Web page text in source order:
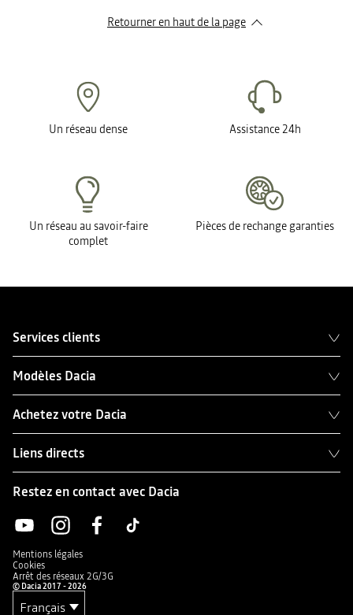
Retourner en haut de la page
Un réseau dense Assistance 24h
Un réseau au savoir-faire
complet
Pièces de rechange garanties
Services clients
Modèles Dacia
Achetez votre Dacia
Liens directs
Restez en contact avec Dacia
Mentions légales
Cookies
Arrêt des réseaux 2G/3G
© Dacia 2017 - 2026